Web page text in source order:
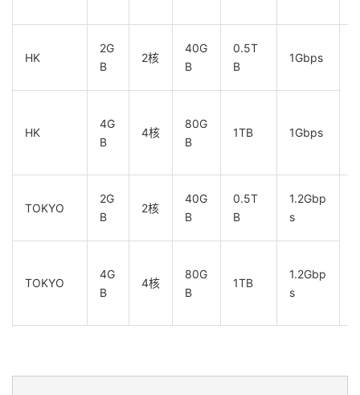
HK
2G
B
2核
40G
B
0.5T
B
1Gbps
HK
4G
B
4核
80G
B
1TB 1Gbps
TOKYO
2G
B
2核
40G
B
0.5T
B
1.2Gbp
s
TOKYO
4G
B
4核
80G
B
1TB
1.2Gbp
s